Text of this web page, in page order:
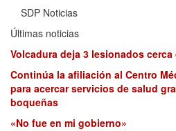
SDP Noticias
Últimas noticias
Volcadura deja 3 lesionados
Continúa la afiliación al Centro
para acercar servicios de salud
boqueñas
«No fue en mi gobierno»